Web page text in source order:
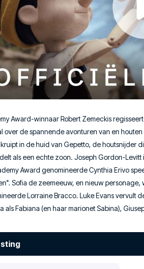
Award-winnaar Robert Zemeckis
over de spannende avonturen van en
in de huid van Gepetto, de houtsnijder
als een echte zoon. Joseph Gordon-
Award genomineerde Cynthia Erivo
Sofia de zeemeeuw, en nieuw
Lorraine Bracco. Luke Evans vervult
als Fabiana (en haar marionet Sabina),